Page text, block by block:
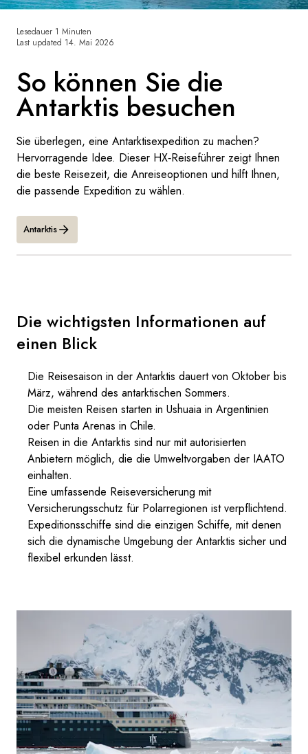
Schweden
Dänemark
Norwegen
So können Sie die
Antarktis besuchen
Sie überlegen, eine Antarktisexpedition zu machen?
Hervorragende Idee. Dieser HX‑Reiseführer zeigt Ihnen
die beste Reisezeit, die Anreiseoptionen und hilft Ihnen,
die passende Expedition zu wählen.
Lesedauer 1 Minuten
Last updated 14. Mai 2026
Antarktis
Die wichtigsten Informationen auf
einen Blick
Die Reisesaison in der Antarktis dauert von Oktober bis
März, während des antarktischen Sommers.
Die meisten Reisen starten in Ushuaia in Argentinien
oder Punta Arenas in Chile.
Reisen in die Antarktis sind nur mit autorisierten
Anbietern möglich, die die Umweltvorgaben der IAATO
einhalten.
Eine umfassende Reiseversicherung mit
Versicherungsschutz für Polarregionen ist verpflichtend.
Expeditionsschiffe sind die einzigen Schiffe, mit denen
sich die dynamische Umgebung der Antarktis sicher und
flexibel erkunden lässt.